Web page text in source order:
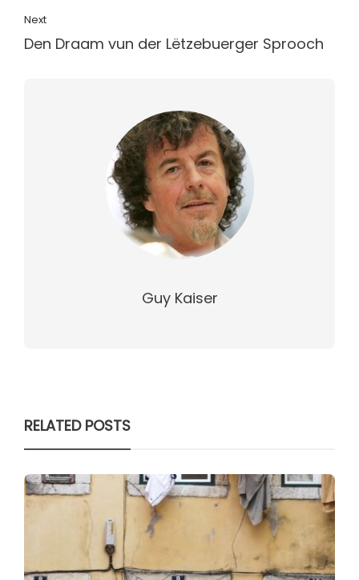
Next
Den Draam vun der Lëtzebuerger Sprooch
Guy Kaiser
RELATED POSTS